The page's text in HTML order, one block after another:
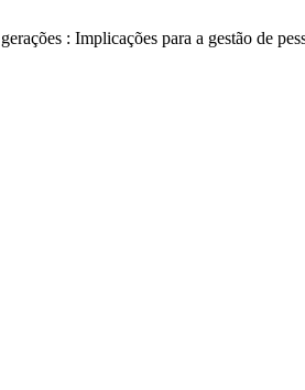
: Implicações para a gestão de